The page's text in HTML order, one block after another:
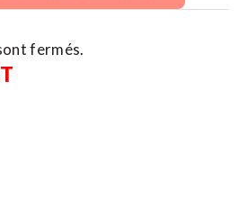
fermés.